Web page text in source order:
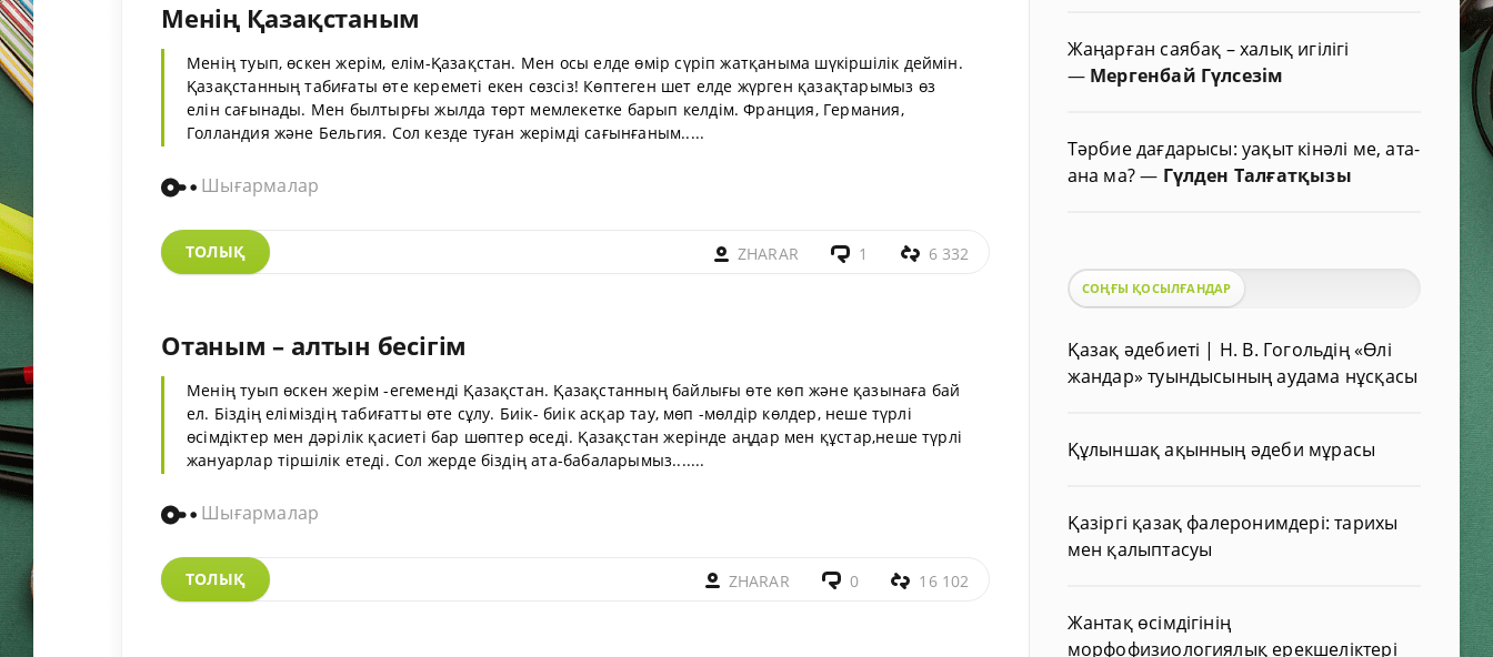
Менің Қазақстаным
Менің туып, өскен жерім, елім-Қазақстан. Мен осы елде өмір сүріп жатқаныма шүкіршілік деймін.
Қазақстанның табиғаты өте кереметі екен сөзсіз! Көптеген шет елде жүрген қазақтарымыз өз
елін сағынады. Мен былтырғы жылда төрт мемлекетке барып келдім. Франция, Германия,
Голландия және Бельгия. Сол кезде туған жерімді сағынғаным.....
Шығармалар
ТОЛЫҚ ZHARAR 1 6 332
Отаным – алтын бесігім
Менің туып өскен жерім -егеменді Қазақстан. Қазақстанның байлығы өте көп және қазынаға бай
ел. Біздің еліміздің табиғатты өте сұлу. Биік- биік асқар тау, мөп -мөлдір көлдер, неше түрлі
өсімдіктер мен дәрілік қасиеті бар шөптер өседі. Қазақстан жерінде аңдар мен құстар,неше түрлі
жануарлар тіршілік етеді. Сол жерде біздің ата-бабаларымыз.......
Шығармалар
ТОЛЫҚ ZHARAR 0 16 102
Жаңарған саябақ – халық игілігі
— Мергенбай Гүлсезім
Тәрбие дағдарысы: уақыт кінәлі ме, ата-
ана ма?— Гүлден Талғатқызы
СОҢҒЫ ҚОСЫЛҒАНДАР
Қазақ әдебиеті | Н. В. Гогольдің «Өлі
жандар» туындысының аудама нұсқасы
Құлыншақ ақынның әдеби мұрасы
Қазіргі қазақ фалеронимдері: тарихы
мен қалыптасуы
Жантақ өсімдігінің
морфофизиологиялық ерекшеліктері